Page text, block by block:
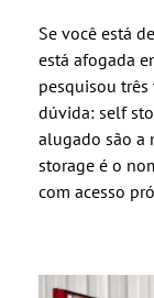
Se você está
está afogada
pesquisou três
dúvida: self
alugado são a
storage é o
com acesso